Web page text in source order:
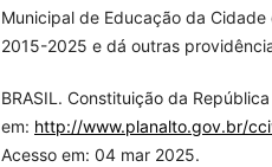
Municipal de Educação da Cidade
2015-2025 e dá outras
BRASIL. Constituição da
em: http://www.planalto.gov.br/
Acesso em: 04 mar 2025.